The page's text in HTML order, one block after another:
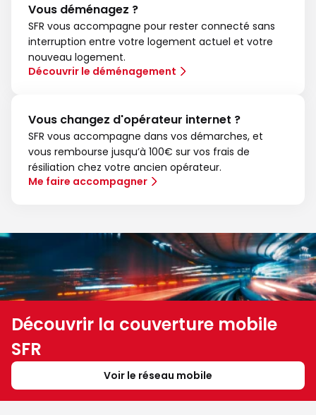
Vous déménagez ?
SFR vous accompagne pour rester connecté sans
interruption entre votre logement actuel et votre
nouveau logement.
Découvrir le déménagement
Vous changez d'opérateur internet ?
SFR vous accompagne dans vos démarches, et
vous rembourse jusqu’à 100€ sur vos frais de
résiliation chez votre ancien opérateur.
Me faire accompagner
Découvrir la couverture mobile
SFR
Voir le réseau mobile